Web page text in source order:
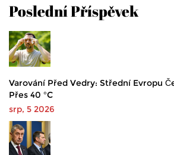
Poslední Příspěvek
Varování Před Vedry: Střední Evropu
Přes 40 °C
srp, 5 2026